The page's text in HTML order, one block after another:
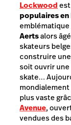
Lockwoodest
populaires en
Aertsalors
skateurs
construire
soit ouvrir
skate…
plus vaste
Avenue,
vendues des